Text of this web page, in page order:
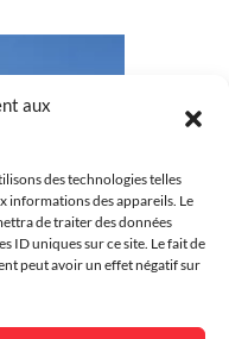
aux
des technologies telles
informations des appareils. Le
de traiter des données
ID uniques sur ce site. Le fait de
peut avoir un effet négatif sur